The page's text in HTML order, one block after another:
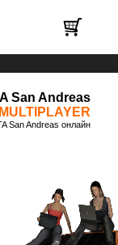
San Andreas
MULTIPLAYER
San Andreas онлайн